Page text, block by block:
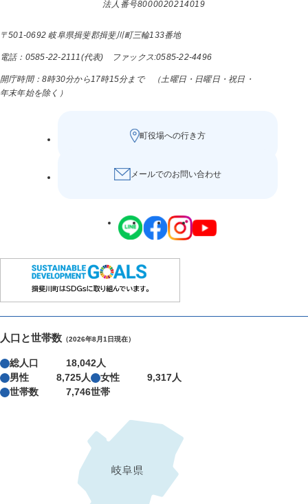
法人番号8000020214019
〒501-0692 岐阜県揖斐郡揖斐川町三輪133番地
電話：0585-22-2111(代表) ファックス:0585-22-4496
開庁時間：8時30分から17時15分まで （土曜日・日曜日・祝日・
年末年始を除く）
町役場への行き方
メールでのお問い合わせ
人口と世帯数 （2026年8月1日現在）
総人口
18,042人
男性
8,725人 女性
9,317人
世帯数
7,746世帯